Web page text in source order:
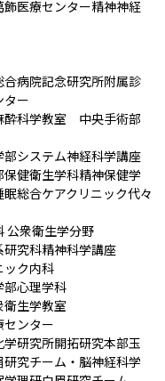
医療センター精神神経
病院記念研究所附属診
ター
科学教室 中央手術部
システム神経科学講座
健衛生学科精神保健学
総合ケアクリニック代々
公衆衛生学分野
究科精神科学講座
ック内科
部心理学科
生学教室
センター
研究所開拓研究本部玉
究チーム・脳神経科学